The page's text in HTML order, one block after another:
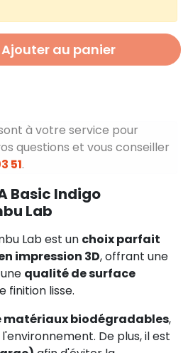
Ajouter au panier
à votre service pour
questions et vous conseiller
51.
Basic Indigo
Lab
Lab est un choix parfait
impression 3D, offrant une
qualité de surface
finition lisse.
matériaux biodégradables,
De plus, il est